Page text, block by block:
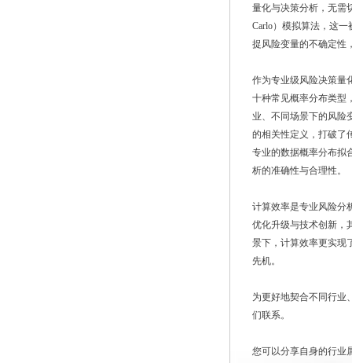
量化与决策分析，无需
Carlo）模拟算法，这
捉风险变量的不确定性
作为专业级风险决策量
十种常见概率分布类型
业、不同场景下的风险
的相关性定义，打破了
专业的数据概率分布拟
析的准确性与合理性。
计算效率是专业风险分
优化升级与技术创新，
景下，计算效率更实现
先机。
为更好地契合不同行业
们联系。
您可以分享自身的行业